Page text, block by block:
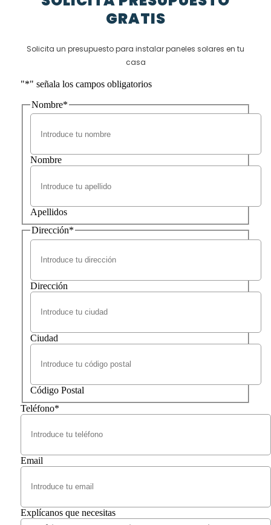
GRATIS
Solicita un presupuesto para instalar paneles solares en tu
casa
"*" señala los campos obligatorios
Nombre*
Nombre
Apellidos
Dirección*
Dirección
Ciudad
Código Postal
Teléfono*
Email
Explícanos que necesitas